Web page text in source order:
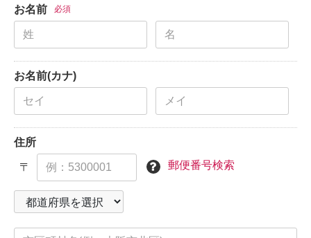
お名前 必須
お名前(カナ)
住所
〒 郵便番号検索